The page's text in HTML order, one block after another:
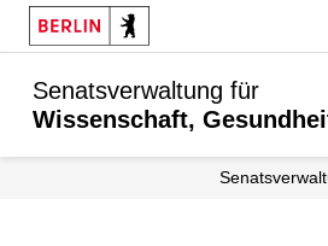
Senatsverwaltung für
Wissenschaft,